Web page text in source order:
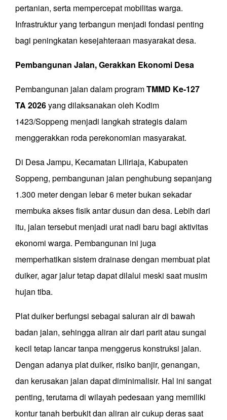
pertanian, serta mempercepat mobilitas warga.
Infrastruktur yang terbangun menjadi fondasi penting
bagi peningkatan kesejahteraan masyarakat desa.
Pembangunan Jalan, Gerakkan Ekonomi Desa
Pembangunan jalan dalam programTMMD Ke-127
TA 2026yang dilaksanakan oleh Kodim
1423/Soppeng menjadi langkah strategis dalam
menggerakkan roda perekonomian masyarakat.
Di Desa Jampu, Kecamatan Liliriaja, Kabupaten
Soppeng, pembangunan jalan penghubung sepanjang
1.300 meter dengan lebar 6 meter bukan sekadar
membuka akses fisik antar dusun dan desa. Lebih dari
itu, jalan tersebut menjadi urat nadi baru bagi aktivitas
ekonomi warga. Pembangunan ini juga
memperhatikan sistem drainasedengan membuat plat
duiker, agar jalur tetap dapat dilalui meski saat musim
hujan tiba.
Plat duiker berfungsi sebagai saluran air di bawah
badan jalan, sehingga aliran air dari parit atau sungai
kecil tetap lancar tanpa menggerus konstruksi jalan.
Dengan adanya plat duiker, risiko banjir, genangan,
dan kerusakan jalan dapat diminimalisir. Hal ini sangat
penting, terutama di wilayah pedesaan yang memiliki
kontur tanah berbukit dan aliran air cukup deras saat